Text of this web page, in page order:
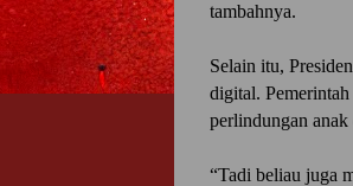
tambahnya.
Selain itu,
digital.
perlindungan
“Tadi beliau juga